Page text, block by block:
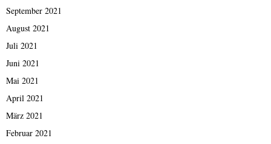
September 2021
August 2021
Juli 2021
Juni 2021
Mai 2021
April 2021
März 2021
Februar 2021